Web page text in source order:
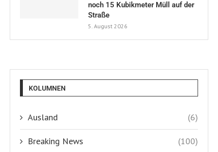
noch 15 Kubikmeter Müll auf der
Straße
5. August 2026
KOLUMNEN
Ausland (6)
Breaking News (100)